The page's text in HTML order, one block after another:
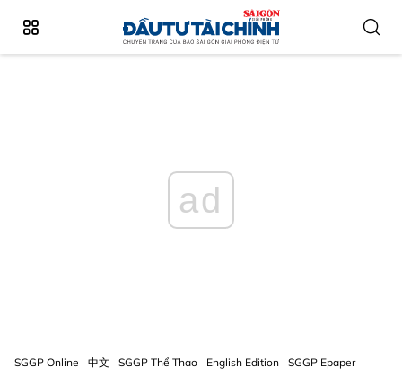
ad
SGGP Online 中文 SGGP Thể Thao English Edition SGGP Epaper